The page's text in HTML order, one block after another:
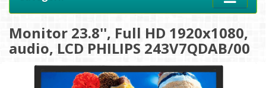
Monitor 23.8'', Full HD 1920x1080,
audio, LCD PHILIPS 243V7QDAB/00